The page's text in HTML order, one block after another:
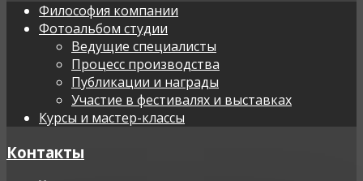
Философия компании
Фотоальбом студии
Ведущие специалисты
Процесс производства
Публикации и награды
Участие в фестивалях и выставках
Курсы и мастер-классы
Контакты